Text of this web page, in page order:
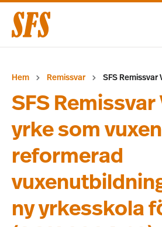
Hem Remissvar SFS
SFS Remissvar
yrke som
reformerad
ny yrkesskola